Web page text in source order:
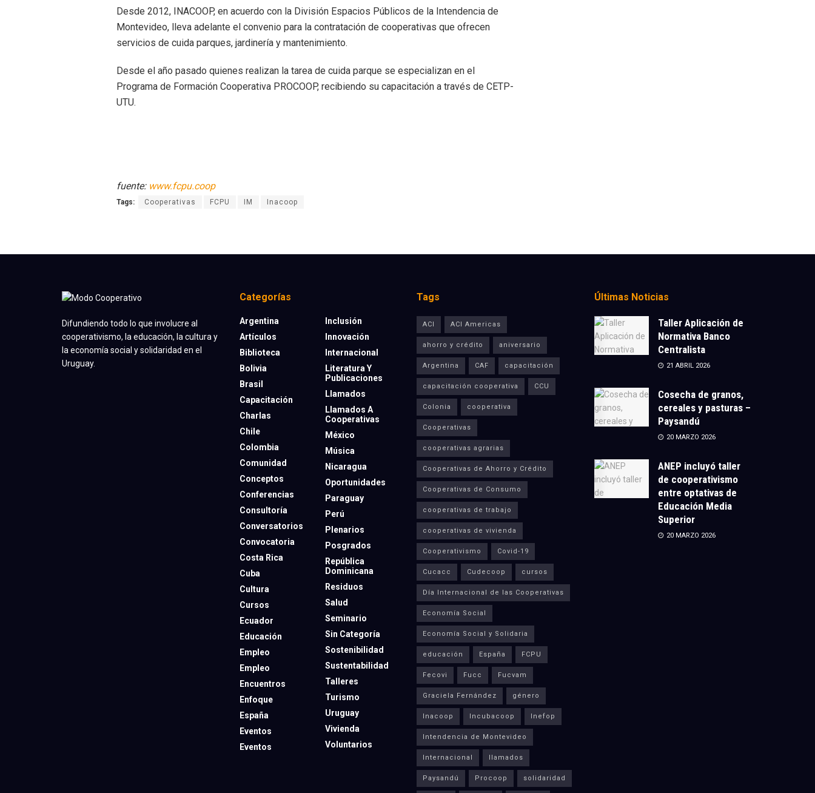
Desde 2012, INACOOP, en acuerdo con la División Espacios Públicos de la Intendencia de
Montevideo, lleva adelante el convenio para la contratación de cooperativas que ofrecen
servicios de cuida parques, jardinería y mantenimiento.
Desde el año pasado quienes realizan la tarea de cuida parque se especializan en el
Programa de Formación Cooperativa PROCOOP, recibiendo su capacitación a través de CETP-
UTU.
fuente: www.fcpu.coop
Tags: Cooperativas FCPU IM Inacoop
Difundiendo todo lo que involucre al
cooperativismo, la educación, la cultura y
la economía social y solidaridad en el
Uruguay.
Categorías
Argentina
Artículos
Biblioteca
Bolivia
Brasil
Capacitación
Charlas
Chile
Colombia
Comunidad
Conceptos
Conferencias
Consultoría
Conversatorios
Convocatoria
Costa Rica
Cuba
Cultura
Cursos
Ecuador
Educación
Empleo
Empleo
Encuentros
Enfoque
España
Eventos
Eventos
Inclusión
Innovación
Internacional
Literatura Y
Publicaciones
Llamados
Llamados A
Cooperativas
México
Música
Nicaragua
Oportunidades
Paraguay
Perú
Plenarios
Posgrados
República
Dominicana
Residuos
Salud
Seminario
Sin Categoría
Sostenibilidad
Sustentabilidad
Talleres
Turismo
Uruguay
Vivienda
Voluntarios
Tags
ACI ACI Americas
ahorro y crédito aniversario
Argentina CAF capacitación
capacitación cooperativa CCU
Colonia cooperativa
Cooperativas
cooperativas agrarias
Cooperativas de Ahorro y Crédito
Cooperativas de Consumo
cooperativas de trabajo
cooperativas de vivienda
Cooperativismo Covid-19
Cucacc Cudecoop cursos
Día Internacional de las Cooperativas
Economía Social
Economía Social y Solidaria
educación España FCPU
Fecovi Fucc Fucvam
Graciela Fernández género
Inacoop Incubacoop Inefop
Intendencia de Montevideo
Internacional llamados
Paysandú Procoop solidaridad
Últimas Noticias
Taller Aplicación de
Normativa Banco
Centralista
21 ABRIL 2026
Cosecha de granos,
cereales y pasturas –
Paysandú
20 MARZO 2026
ANEP incluyó taller
de cooperativismo
entre optativas de
Educación Media
Superior
20 MARZO 2026